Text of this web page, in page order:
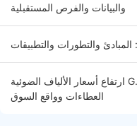
والبيانات والفرص المستقبلية
والتطورات والتطبيقات
ارتفاع أسعار الألياف الضوئية G.652D: التعامل مع التباين الحاد بين سقف
العطاءات وواقع السوق